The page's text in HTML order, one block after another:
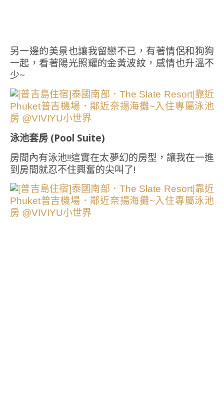
另一邊的美景也讓我留戀不已，有著情侶和狗狗
一起，看著陽光照耀的金黃波紋，感情也升溫不
少~
泳池套房 (Pool Suite)
房間內有泳池!!這實在太夢幻的房型，讓我在一進
到房間就忍不住興奮的尖叫了!